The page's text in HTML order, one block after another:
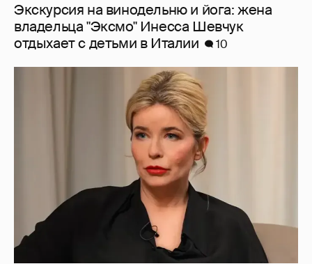
Экскурсия на винодельню и йога: жена
владельца "Эксмо" Инесса Шевчук
отдыхает с детьми в Италии
10